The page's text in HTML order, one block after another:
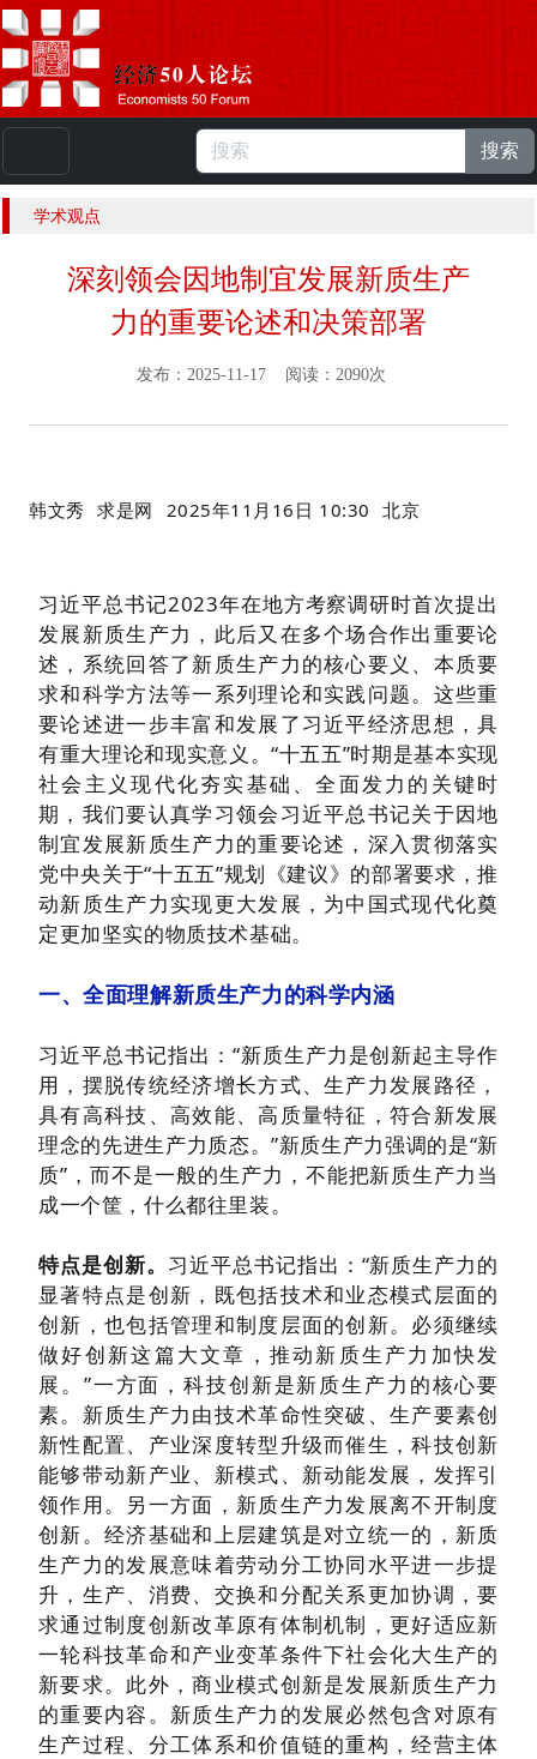
人 |English
搜索
学术观点
深刻领会因地制宜发展新质生产
力的重要论述和决策部署
发布：2025-11-17 阅读：2090次
韩文秀 求是网 2025年11月16日 10:30 北京
习近平总书记2023年在地方考察调研时首次提出
发展新质生产力，此后又在多个场合作出重要论
述，系统回答了新质生产力的核心要义、本质要
求和科学方法等一系列理论和实践问题。这些重
要论述进一步丰富和发展了习近平经济思想，具
有重大理论和现实意义。“十五五”时期是基本实现
社会主义现代化夯实基础、全面发力的关键时
期，我们要认真学习领会习近平总书记关于因地
制宜发展新质生产力的重要论述，深入贯彻落实
党中央关于“十五五”规划《建议》的部署要求，推
动新质生产力实现更大发展，为中国式现代化奠
定更加坚实的物质技术基础。
一、全面理解新质生产力的科学内涵
习近平总书记指出：“新质生产力是创新起主导作
用，摆脱传统经济增长方式、生产力发展路径，
具有高科技、高效能、高质量特征，符合新发展
理念的先进生产力质态。”新质生产力强调的是“新
质”，而不是一般的生产力，不能把新质生产力当
成一个筐，什么都往里装。
特点是创新。 习近平总书记指出：“新质生产力的
显著特点是创新，既包括技术和业态模式层面的
创新，也包括管理和制度层面的创新。必须继续
做好创新这篇大文章，推动新质生产力加快发
展。”一方面，科技创新是新质生产力的核心要
素。新质生产力由技术革命性突破、生产要素创
新性配置、产业深度转型升级而催生，科技创新
能够带动新产业、新模式、新动能发展，发挥引
领作用。另一方面，新质生产力发展离不开制度
创新。经济基础和上层建筑是对立统一的，新质
生产力的发展意味着劳动分工协同水平进一步提
升，生产、消费、交换和分配关系更加协调，要
求通过制度创新改革原有体制机制，更好适应新
一轮科技革命和产业变革条件下社会化大生产的
新要求。此外，商业模式创新是发展新质生产力
的重要内容。新质生产力的发展必然包含对原有
生产过程、分工体系和价值链的重构，经营主体